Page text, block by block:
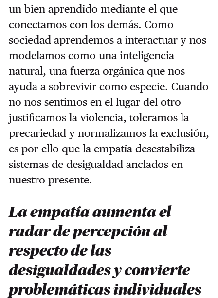
un bien aprendido mediante el que
conectamos con los demás. Como
sociedad aprendemos a interactuar y nos
modelamos como una inteligencia
natural, una fuerza orgánica que nos
ayuda a sobrevivir como especie. Cuando
no nos sentimos en el lugar del otro
justificamos la violencia, toleramos la
precariedad y normalizamos la exclusión,
es por ello que la empatía desestabiliza
sistemas de desigualdad anclados en
nuestro presente.
La empatía aumenta el
radar de percepción al
respecto de las
desigualdades y convierte
problemáticas individuales